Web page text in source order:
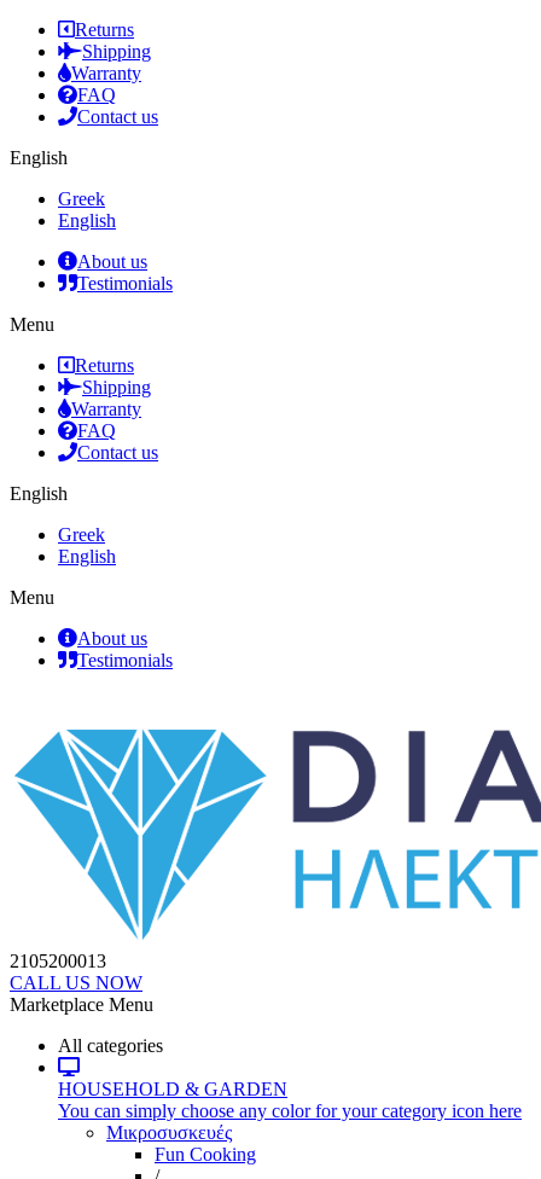
Returns
Shipping
Warranty
FAQ
Contact us
English
Greek
English
About us
Testimonials
Menu
Returns
Shipping
Warranty
FAQ
Contact us
English
Greek
English
Menu
About us
Testimonials
2105200013
CALL US NOW
Marketplace Menu
All categories
HOUSEHOLD & GARDEN
You can simply choose any color for your category icon here
Μικροσυσκευές
Fun Cooking